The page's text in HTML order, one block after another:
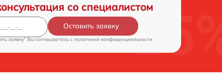
со специалистом
Оставить заявку
заявку" Вы соглашаетесь c политикой конфиденциальности